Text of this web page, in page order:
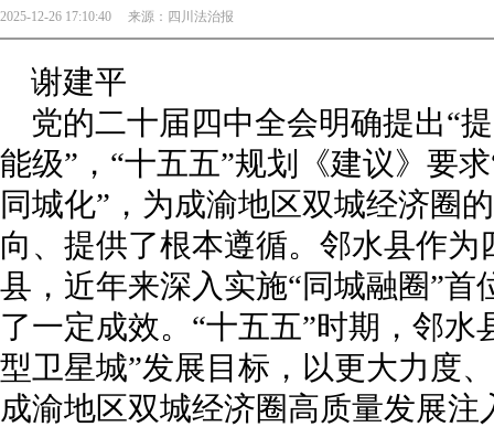
2025-12-26 17:10:40 来源： 四川法治报
谢建平
党的二十届四中全会明确提出“
能级”，“十五五”规划《建议》要
同城化”，为成渝地区双城经济圈
向、提供了根本遵循。邻水县作
县，近年来深入实施“同城融圈”首
了一定成效。“十五五”时期，邻
型卫星城”发展目标，以更大力度
成渝地区双城经济圈高质量发展注